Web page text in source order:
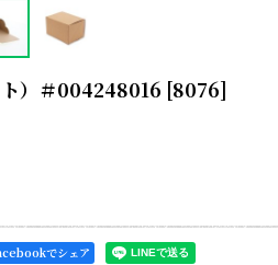
）＃004248016 [8076]
でシェア